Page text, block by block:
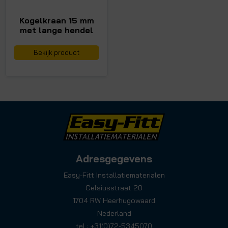
Kogelkraan 15 mm
met lange hendel
Bekijk product
Adresgegevens
Easy-Fitt Installatiematerialen
Celsiusstraat 20
1704 RW Heerhugowaard
Nederland
tel.: +31(0)72-5345070